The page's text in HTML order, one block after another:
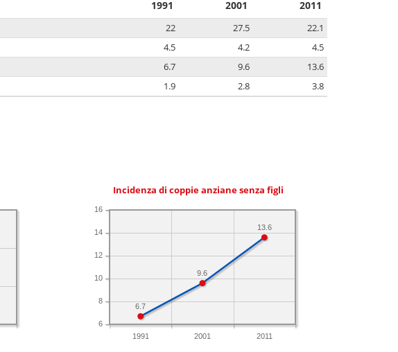
1991 2001 2011
22 27.5
22.1
4.5 4.2
4.5
6.7 9.6
13.6
1.9 2.8 3.8
Incidenza di coppie anziane senza figli
1991 2001 2011
6
8
10
12
14
16
13.6
9.6
6.7